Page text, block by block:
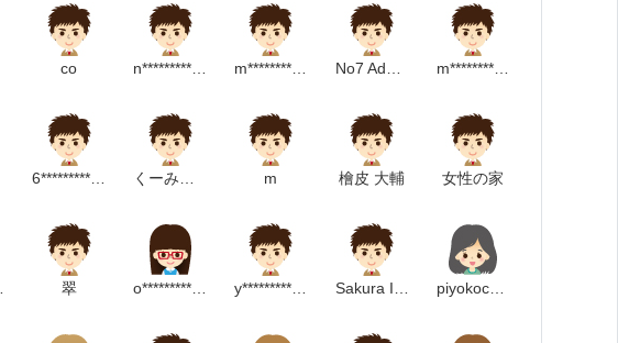
co m***********************p m**********************m
m 檜皮 大輔 女性の家
翠 y*****************************m piyokochan